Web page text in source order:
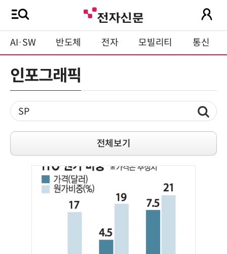
AI·SW 반도체 전자 모빌리티 통신
인포그래픽
전체보기